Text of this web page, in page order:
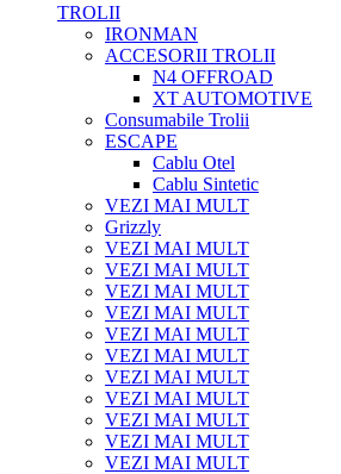
TROLII
IRONMAN
ACCESORII TROLII
N4 OFFROAD
XT AUTOMOTIVE
Consumabile Trolii
ESCAPE
Cablu Otel
Cablu Sintetic
VEZI MAI MULT
Grizzly
VEZI MAI MULT
VEZI MAI MULT
VEZI MAI MULT
VEZI MAI MULT
VEZI MAI MULT
VEZI MAI MULT
VEZI MAI MULT
VEZI MAI MULT
VEZI MAI MULT
VEZI MAI MULT
VEZI MAI MULT